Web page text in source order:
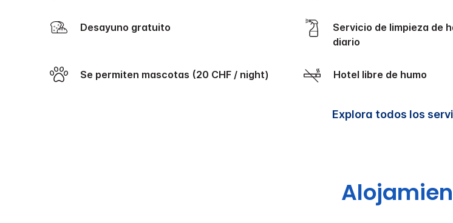
Desayuno gratuito
Servicio de limpieza de habitaciones
diario
Se permiten mascotas (20 CHF / night) Hotel libre de humo
Explora todos los